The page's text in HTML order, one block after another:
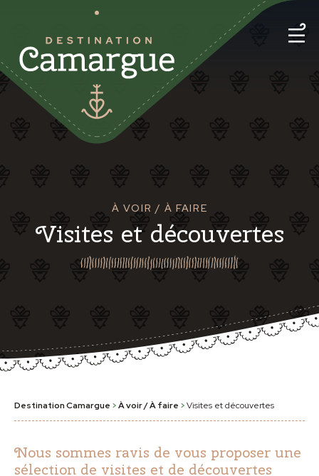
À VOIR / À FAIRE
Visites et découvertes
Destination Camargue >À voir / À faire >Visites et découvertes
Nous sommes ravis de vous proposer une
sélection de visites et de découvertes